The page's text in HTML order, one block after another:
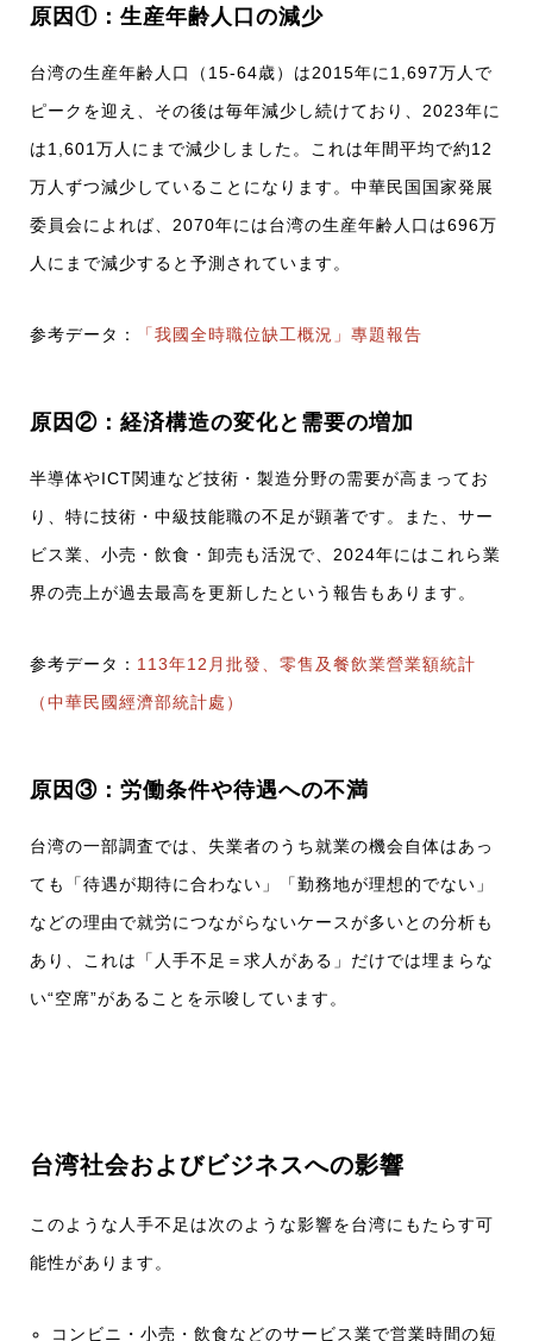
原因①：生産年齢人口の減少
台湾の生産年齢人口（15-64歳）は2015年に1,697万人で
ピークを迎え、その後は毎年減少し続けており、2023年に
は1,601万人にまで減少しました。これは年間平均で約12
万人ずつ減少していることになります。中華民国国家発展
委員会によれば、2070年には台湾の生産年齢人口は696万
人にまで減少すると予測されています。
参考データ： 「我國全時職位缺工概況」專題報告
原因②：経済構造の変化と需要の増加
半導体やICT関連など技術・製造分野の需要が高まってお
り、特に技術・中級技能職の不足が顕著です。また、サー
ビス業、小売・飲食・卸売も活況で、2024年にはこれら業
界の売上が過去最高を更新したという報告もあります。
参考データ： 113年12月批發、零售及餐飲業營業額統計
（中華民國經濟部統計處）
原因③：労働条件や待遇への不満
台湾の一部調査では、失業者のうち就業の機会自体はあっ
ても「待遇が期待に合わない」「勤務地が理想的でない」
などの理由で就労につながらないケースが多いとの分析も
あり、これは「人手不足＝求人がある」だけでは埋まらな
い“空席”があることを示唆しています。
台湾社会およびビジネスへの影響
このような人手不足は次のような影響を台湾にもたらす可
能性があります。
コンビニ・小売・飲食などのサービス業で営業時間の短